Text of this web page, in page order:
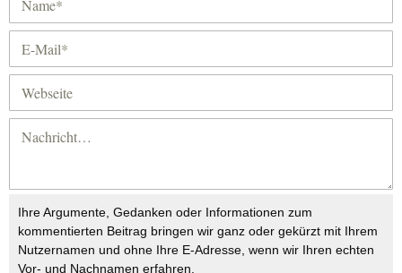
Ihre Argumente, Gedanken oder Informationen zum
kommentierten Beitrag bringen wir ganz oder gekürzt mit Ihrem
Nutzernamen und ohne Ihre E-Adresse, wenn wir Ihren echten
Vor- und Nachnamen erfahren.